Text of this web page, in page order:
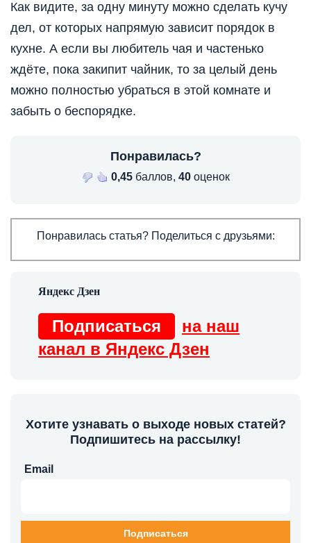
Как видите, за одну минуту можно сделать кучу
дел, от которых напрямую зависит порядок в
кухне. А если вы любитель чая и частенько
ждёте, пока закипит чайник, то за целый день
можно полностью убраться в этой комнате и
забыть о беспорядке.
Понравилась?
0,45баллов, 40оценок
Понравилась статья? Поделиться с друзьями:
Подписаться
на наш
канал в Яндекс Дзен
Хотите узнавать о выходе новых статей?
Подпишитесь на рассылку!
Email